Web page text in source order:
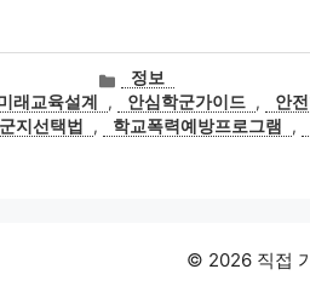
카
테
고
정보
래교육설계 , 안심학군가이드 , 안
지선택법 , 학교폭력예방프로그램 ,
© 2026 직접